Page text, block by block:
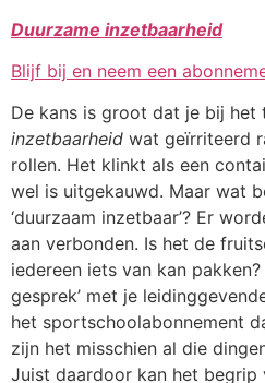
Duurzame inzetbaarheid
Blijf bij en neem een
De kans is groot dat je bij het
inzetbaarheid wat geïrriteerd
rollen. Het klinkt als een
wel is uitgekauwd. Maar wat
‘duurzaam inzetbaar’? Er
aan verbonden. Is het de
iedereen iets van kan
gesprek’ met je
het sportschoolabonnement
zijn het misschien al die
Juist daardoor kan het begrip